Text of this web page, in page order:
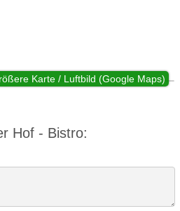
Karte / Luftbild (Google Maps)
Hof - Bistro: